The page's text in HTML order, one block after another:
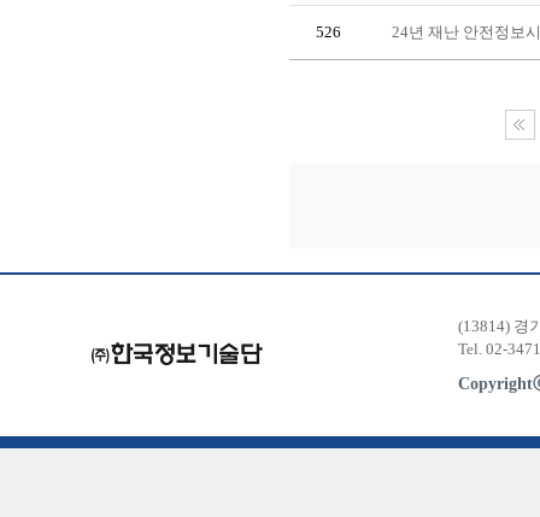
526 24년 재난 안전정보
(13814) 경
Tel. 02-